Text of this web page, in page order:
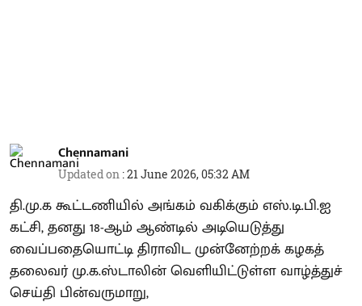
Chennamani
Updated on :21 June 2026, 05:32 AM
தி.மு.க கூட்டணியில் அங்கம் வகிக்கும் எஸ்.டி.பி.ஐ
கட்சி, தனது 18-ஆம் ஆண்டில் அடியெடுத்து
வைப்பதையொட்டி திராவிட முன்னேற்றக் கழகத்
தலைவர் மு.க.ஸ்டாலின் வெளியிட்டுள்ள வாழ்த்துச்
செய்தி பின்வருமாறு,